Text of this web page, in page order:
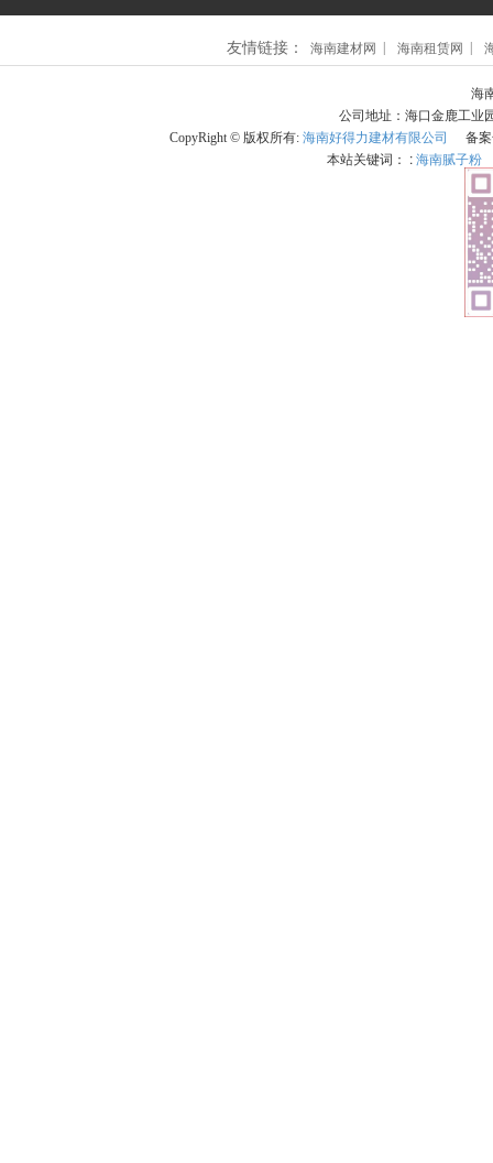
友情链接： 海南建材网 海南租赁网
海
公司地址：海口金鹿工业
CopyRight © 版权所有: 海南好得力建材有限公司 备
本站关键词： :海南腻子粉